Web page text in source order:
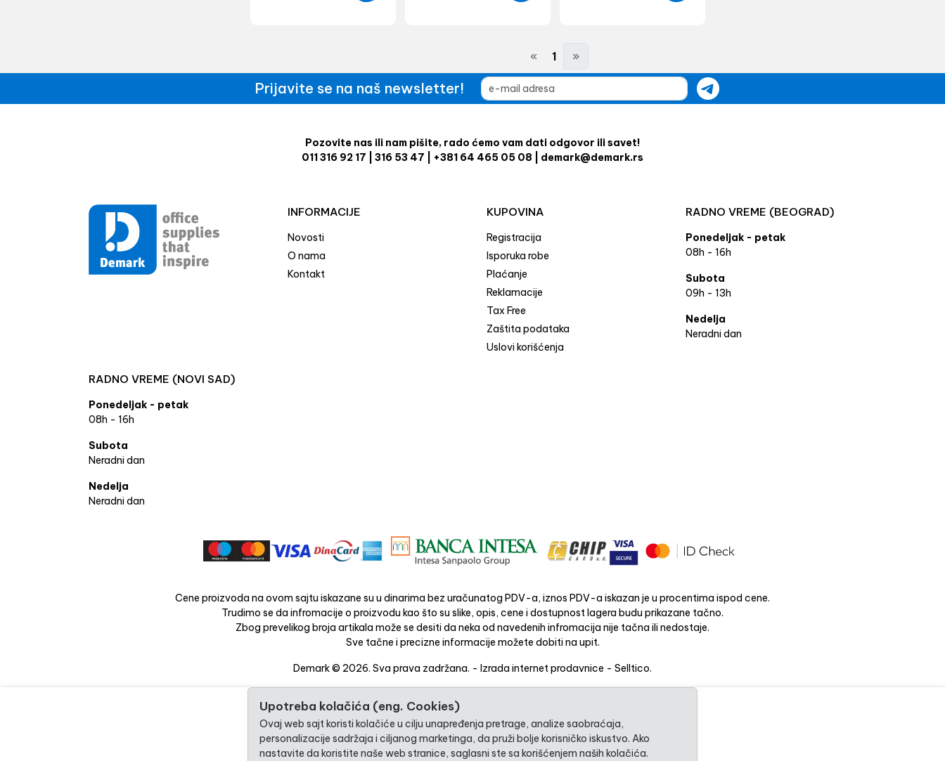
« 1 »
Prijavite se na naš newsletter!
Pozovite nas ili nam pišite, rado ćemo vam dati odgovor ili savet!
011 316 92 17 | 316 53 47 | +381 64 465 05 08 | demark@demark.rs
INFORMACIJE
Novosti
O nama
Kontakt
KUPOVINA
Registracija
Isporuka robe
Plaćanje
Reklamacije
Tax Free
Zaštita podataka
Uslovi korišćenja
RADNO VREME (BEOGRAD)
Ponedeljak - petak
08h - 16h
Subota
09h - 13h
Nedelja
Neradni dan
RADNO VREME (NOVI SAD)
Ponedeljak - petak
08h - 16h
Subota
Neradni dan
Nedelja
Neradni dan
Cene proizvoda na ovom sajtu iskazane su u dinarima bez uračunatog PDV-a, iznos PDV-a iskazan je u procentima ispod cene.
Trudimo se da infromacije o proizvodu kao što su slike, opis, cene i dostupnost lagera budu prikazane tačno.
Zbog prevelikog broja artikala može se desiti da neka od navedenih infromacija nije tačna ili nedostaje.
Sve tačne i precizne informacije možete dobiti na upit.
Demark © 2026. Sva prava zadržana. - Izrada internet prodavnice - Selltico.
Upotreba kolačića (eng. Cookies)
Ovaj web sajt koristi kolačiće u cilju unapređenja pretrage, analize saobraćaja,
personalizacije sadržaja i ciljanog marketinga, da pruži bolje korisničko iskustvo. Ako
nastavite da koristite naše web stranice, saglasni ste sa korišćenjem naših kolačića.